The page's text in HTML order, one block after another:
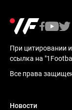
При цитировании
ссылка на
Все права
Новости